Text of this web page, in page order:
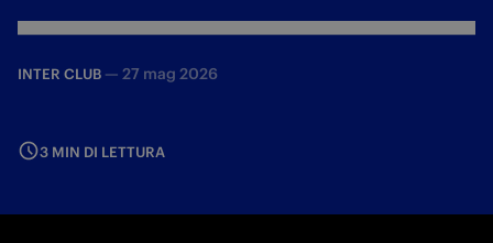
INTER CLUB — 27 mag 2026
3 MIN DI LETTURA